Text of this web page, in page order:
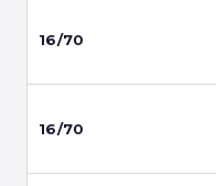
16/70
16/70